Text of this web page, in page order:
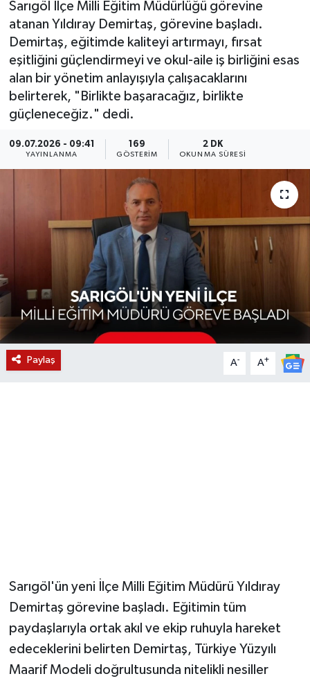
Sarıgöl İlçe Milli Eğitim Müdürlüğü görevine
atanan Yıldıray Demirtaş, görevine başladı.
Demirtaş, eğitimde kaliteyi artırmayı, fırsat
eşitliğini güçlendirmeyi ve okul-aile iş birliğini esas
alan bir yönetim anlayışıyla çalışacaklarını
belirterek, "Birlikte başaracağız, birlikte
güçleneceğiz." dedi.
09.07.2026 - 09:41
YAYINLANMA
169
GÖSTERIM
2 DK
OKUNMA SÜRESI
Paylaş A- A+
Sarıgöl'ün yeni İlçe Milli Eğitim Müdürü Yıldıray
Demirtaş görevine başladı. Eğitimin tüm
paydaşlarıyla ortak akıl ve ekip ruhuyla hareket
edeceklerini belirten Demirtaş, Türkiye Yüzyılı
Maarif Modeli doğrultusunda nitelikli nesiller
KÜLTÜR SANAT
YAŞAM
LIFE
SARIGÖL
SARUHANLI
SELENDİ
GÖRDES
KÖPRÜBAŞI
SOMA
KÖPRÜBAŞI
KULA
SALİHLİ
SELENDİ
TURGUTLU
YUNUSEMRE
EKONOMİ
EĞİTİM
KÜLTÜR SANAT
BİLİM VE TEKNOLOJİ
YAZARLAR
MANİSA'NIN YÖRESEL LEZZETLERİ
MANİSA'YI KEŞFET